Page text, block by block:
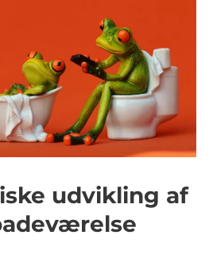
udvikling af